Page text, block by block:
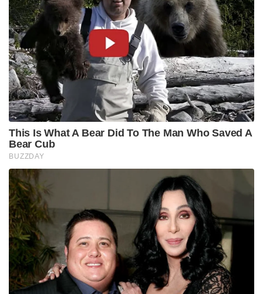
This Is What A Bear Did To The Man Who Saved A
Bear Cub
BUZZDAY